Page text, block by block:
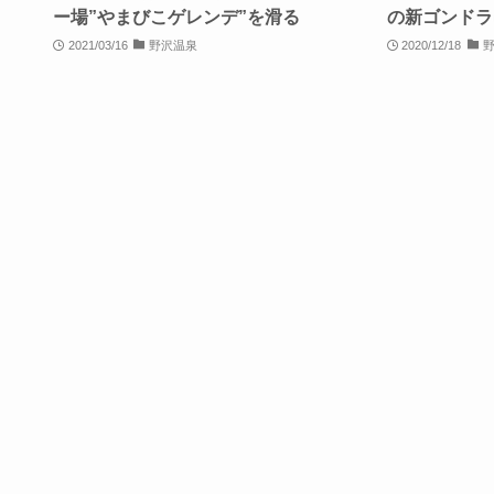
ー場”やまびこゲレンデ”を滑る
2021/03/16 野沢温泉
の新ゴンド
2020/12/18